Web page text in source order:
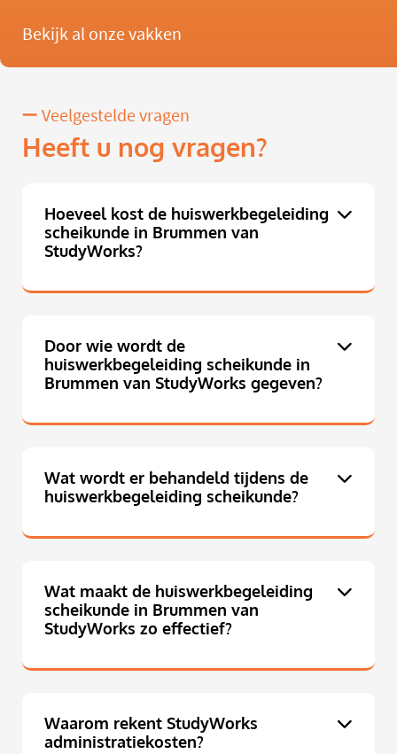
Bekijk al onze vakken
Veelgestelde vragen
Heeft u nog vragen?
Hoeveel kost de huiswerkbegeleiding
scheikunde in Brummen van
StudyWorks?
Door wie wordt de
huiswerkbegeleiding scheikunde in
Brummen van StudyWorks gegeven?
Wat wordt er behandeld tijdens de
huiswerkbegeleiding scheikunde?
Wat maakt de huiswerkbegeleiding
scheikunde in Brummen van
StudyWorks zo effectief?
Waarom rekent StudyWorks
administratiekosten?